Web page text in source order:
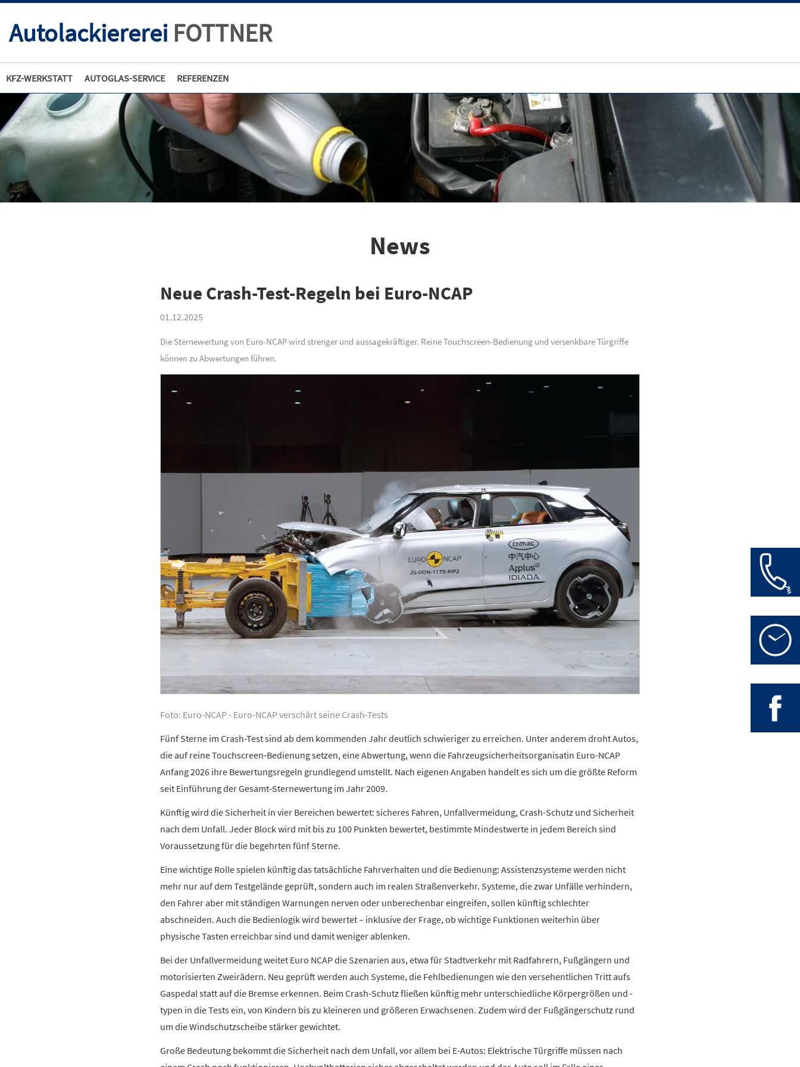
Autolackiererei FOTTNER
KFZ-WERKSTATT AUTOGLAS-SERVICE REFERENZEN
Mo-Fr:
»
News
Neue Crash-Test-Regeln bei Euro-NCAP
01.12.2025
Die Sternewertung von Euro-NCAP wird strenger und aussagekräftiger. Reine Touchscreen-Bedienung und versenkbare Türgriffe
können zu Abwertungen führen.
Foto: Euro-NCAP - Euro-NCAP verschärt seine Crash-Tests
Fünf Sterne im Crash-Test sind ab dem kommenden Jahr deutlich schwieriger zu erreichen. Unter anderem droht Autos,
die auf reine Touchscreen-Bedienung setzen, eine Abwertung, wenn die Fahrzeugsicherheitsorganisatin Euro-NCAP
Anfang 2026 ihre Bewertungsregeln grundlegend umstellt. Nach eigenen Angaben handelt es sich um die größte Reform
seit Einführung der Gesamt-Sternewertung im Jahr 2009.
Künftig wird die Sicherheit in vier Bereichen bewertet: sicheres Fahren, Unfallvermeidung, Crash-Schutz und Sicherheit
nach dem Unfall. Jeder Block wird mit bis zu 100 Punkten bewertet, bestimmte Mindestwerte in jedem Bereich sind
Voraussetzung für die begehrten fünf Sterne.
Eine wichtige Rolle spielen künftig das tatsächliche Fahrverhalten und die Bedienung: Assistenzsysteme werden nicht
mehr nur auf dem Testgelände geprüft, sondern auch im realen Straßenverkehr. Systeme, die zwar Unfälle verhindern,
den Fahrer aber mit ständigen Warnungen nerven oder unberechenbar eingreifen, sollen künftig schlechter
abschneiden. Auch die Bedienlogik wird bewertet – inklusive der Frage, ob wichtige Funktionen weiterhin über
physische Tasten erreichbar sind und damit weniger ablenken.
Bei der Unfallvermeidung weitet Euro NCAP die Szenarien aus, etwa für Stadtverkehr mit Radfahrern, Fußgängern und
motorisierten Zweirädern. Neu geprüft werden auch Systeme, die Fehlbedienungen wie den versehentlichen Tritt aufs
Gaspedal statt auf die Bremse erkennen. Beim Crash-Schutz fließen künftig mehr unterschiedliche Körpergrößen und -
typen in die Tests ein, von Kindern bis zu kleineren und größeren Erwachsenen. Zudem wird der Fußgängerschutz rund
um die Windschutzscheibe stärker gewichtet.
Große Bedeutung bekommt die Sicherheit nach dem Unfall, vor allem bei E-Autos: Elektrische Türgriffe müssen nach